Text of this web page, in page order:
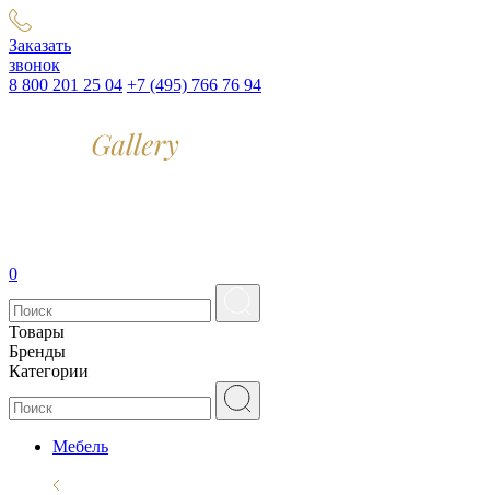
Заказать
звонок
8 800 201 25 04 +7 (495) 766 76 94
0
Товары
Бренды
Категории
Мебель